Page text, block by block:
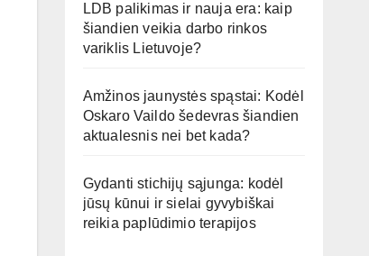
LDB palikimas ir nauja era: kaip
šiandien veikia darbo rinkos
variklis Lietuvoje?
Amžinos jaunystės spąstai: Kodėl
Oskaro Vaildo šedevras šiandien
aktualesnis nei bet kada?
Gydanti stichijų sąjunga: kodėl
jūsų kūnui ir sielai gyvybiškai
reikia paplūdimio terapijos